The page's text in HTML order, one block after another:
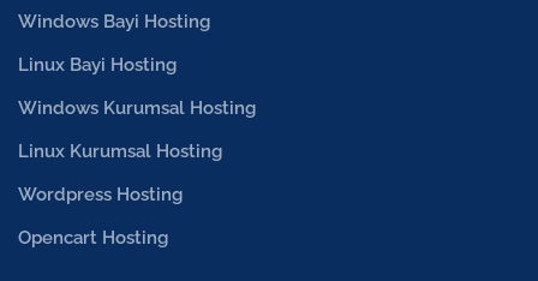
Windows Bayi Hosting
Linux Bayi Hosting
Windows Kurumsal Hosting
Linux Kurumsal Hosting
Wordpress Hosting
Opencart Hosting